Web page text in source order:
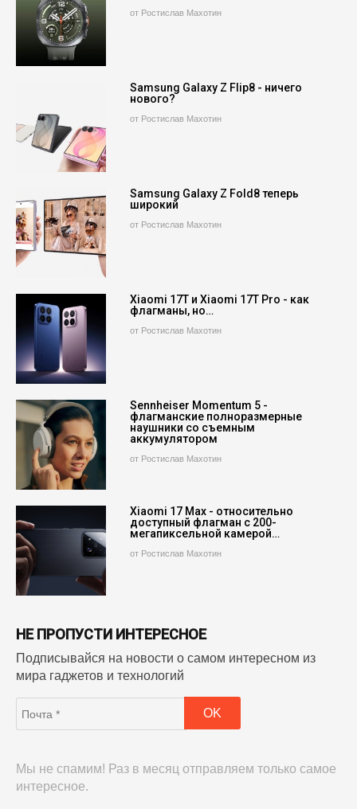
от Ростислав Махотин
Samsung Galaxy Z Flip8 - ничего
нового?
от Ростислав Махотин
Samsung Galaxy Z Fold8 теперь
широкий
от Ростислав Махотин
Xiaomi 17T и Xiaomi 17T Pro - как
флагманы, но…
от Ростислав Махотин
Sennheiser Momentum 5 -
флагманские полноразмерные
наушники со съемным
аккумулятором
от Ростислав Махотин
Xiaomi 17 Max - относительно
доступный флагман с 200-
мегапиксельной камерой…
от Ростислав Махотин
НЕ ПРОПУСТИ ИНТЕРЕСНОЕ
Подписывайся на новости о самом интересном из
мира гаджетов и технологий
Мы не спамим! Раз в месяц отправляем только самое
интересное.